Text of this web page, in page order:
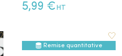
5,99 € HT
Remise quantitative